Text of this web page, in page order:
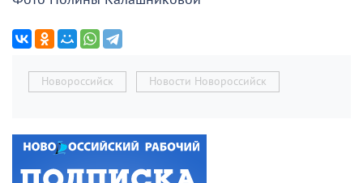
Новороссийск Новости Новороссийск